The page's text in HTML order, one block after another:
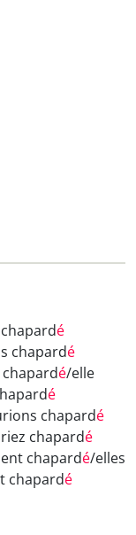
é
chapardé
é/elle
é
chapardé
chapardé
chapardé/elles
chapardé